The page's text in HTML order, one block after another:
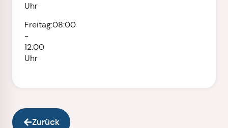
Uhr
Freitag:08:00
-
12:00
Uhr
Zurück